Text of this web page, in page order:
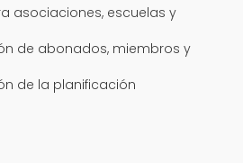
asociaciones, escuelas y
de abonados, miembros y
de la planificación